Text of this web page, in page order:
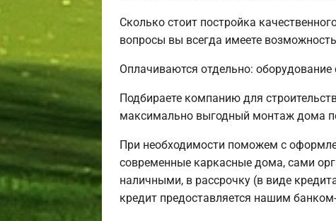
Сколько стоит постройка
вопросы вы всегда имеете
Оплачиваются отдельно:
Подбираете компанию для
максимально выгодный монтаж дома
При необходимости поможем с
современные каркасные дома, сами
наличными, в рассрочку (в виде
кредит предоставляется нашим